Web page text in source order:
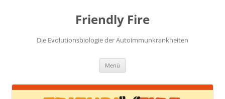
Friendly Fire
Die Evolutionsbiologie der Autoimmunkrankheiten
Menü